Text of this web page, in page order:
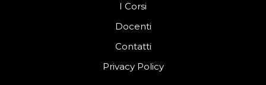
I Corsi
Docenti
Contatti
Privacy Policy